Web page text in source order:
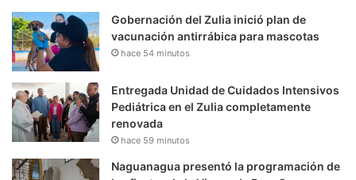
Gobernación del Zulia inició plan de
vacunación antirrábica para mascotas
hace 54 minutos
Entregada Unidad de Cuidados Intensivos
Pediátrica en el Zulia completamente
renovada
hace 59 minutos
Naguanagua presentó la programación de